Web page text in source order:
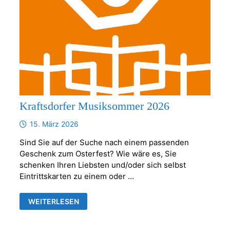
Kraftsdorfer Musiksommer 2026
15. März 2026
Sind Sie auf der Suche nach einem passenden
Geschenk zum Osterfest? Wie wäre es, Sie
schenken Ihren Liebsten und/oder sich selbst
Eintrittskarten zu einem oder …
KRAFTSDORFER
MUSIKSOMMER
WEITERLESEN